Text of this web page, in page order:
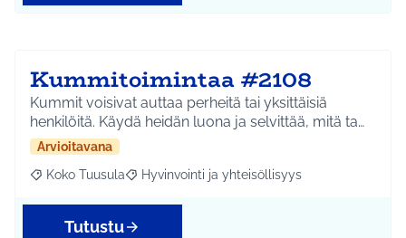
Kummitoimintaa #2108
Kummit voisivat auttaa perheitä tai yksittäisiä
henkilöitä. Käydä heidän luona ja selvittää, mitä ta…
Arvioitavana
Rajaa tulokset aihepiirin mukaan: Koko Tuusula
Koko Tuusula Rajaa tulokset teeman mukaan: Hyvinvointi ja
Hyvinvointi ja yhteisöllisyys
Tutustu